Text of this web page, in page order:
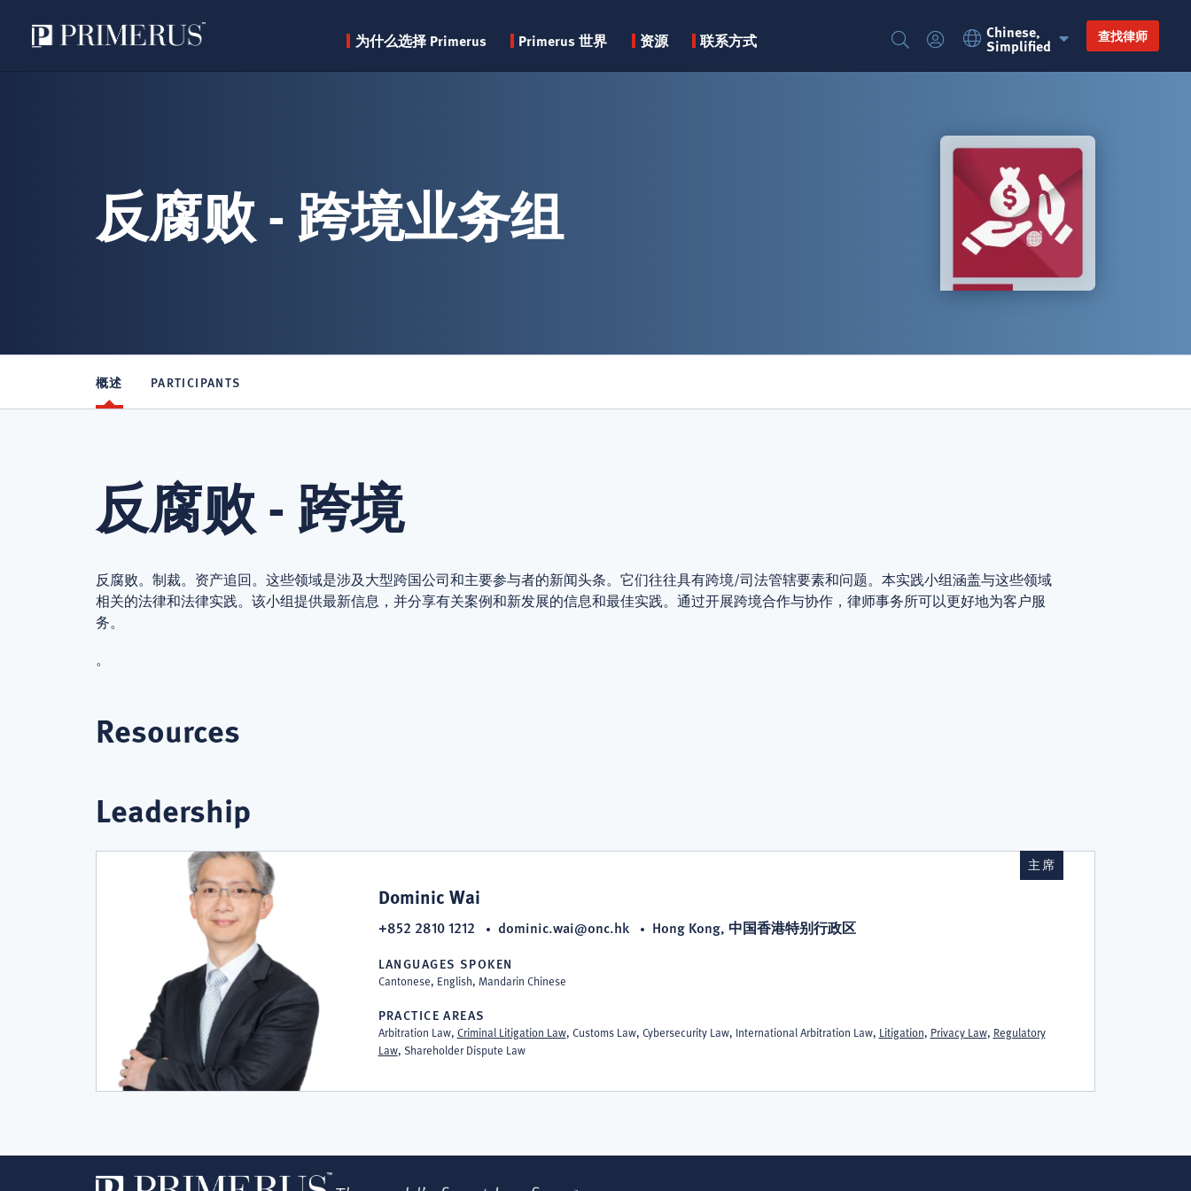
Primary
menu
为什么选择 Primerus Primerus 世界 资源 联系方式
SecondaryLanguage
Switcher
Chinese,
Simplified
查找律师
反腐败 - 跨境业务组
概述 PARTICIPANTS
反腐败 - 跨境
反腐败。制裁。资产追回。这些领域是涉及大型跨国公司和主要参与者的新闻头条。它们往往具有跨境/司法管辖要素和问题。本实践小组涵盖与这些领域
相关的法律和法律实践。该小组提供最新信息，并分享有关案例和新发展的信息和最佳实践。通过开展跨境合作与协作，律师事务所可以更好地为客户服
务。
。
Resources
Leadership
主席
Dominic Wai
+852 2810 1212 dominic.wai@onc.hk Hong Kong, 中国香港特别行政区
LANGUAGES SPOKEN
Cantonese, English, Mandarin Chinese
PRACTICE AREAS
Arbitration Law, Criminal Litigation Law, Customs Law, Cybersecurity Law, International Arbitration Law, Litigation, Privacy Law, Regulatory
Law, Shareholder Dispute Law